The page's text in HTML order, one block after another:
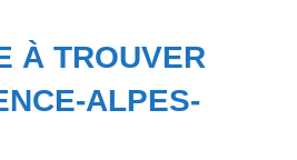
À TROUVER
ALPES-